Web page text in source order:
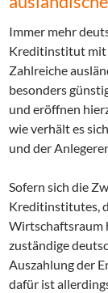
Immer mehr
Kreditinstitut mit
Zahlreiche
besonders
und eröffnen
wie verhält es
und der
Sofern sich die
Kreditinstitutes,
Wirtschaftsraum
zuständige
Auszahlung der
dafür ist